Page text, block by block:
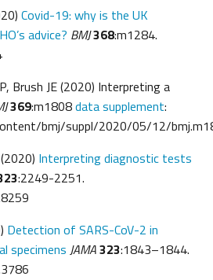
Covid-19: why is the UK
advice? BMJ368:m1284.
Brush JE (2020) Interpreting a
369:m1808data supplement:
bmj/suppl/2020/05/12/
Interpreting diagnostic tests
:2249-2251.
Detection of SARS-CoV-2 in
specimens JAMA323:1843–1844.